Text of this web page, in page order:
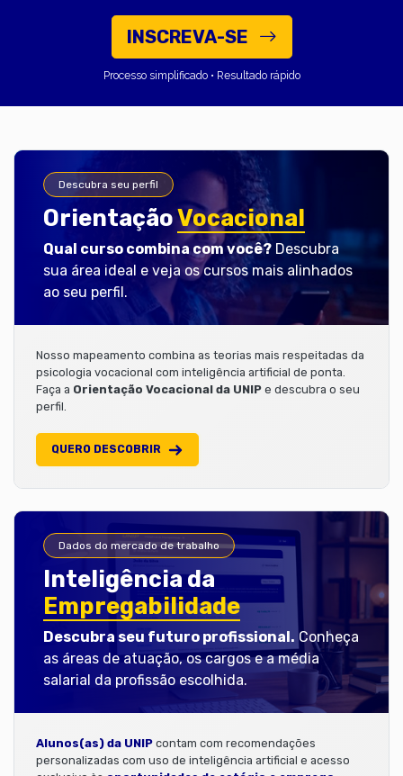
INSCREVA-SE
Processo simplificado • Resultado rápido
Descubra seu perfil
OrientaçãoVocacional
Qual curso combina com você? Descubra
sua área ideal e veja os cursos mais alinhados
ao seu perfil.
Nosso mapeamento combina as teorias mais respeitadas da
psicologia vocacional com inteligência artificial de ponta.
Faça a Orientação Vocacional da UNIP e descubra o seu
perfil.
QUERO DESCOBRIR
Dados do mercado de trabalho
Inteligência da
Empregabilidade
Descubra seu futuro profissional. Conheça
as áreas de atuação, os cargos e a média
salarial da profissão escolhida.
Alunos(as) da UNIP contam com recomendações
personalizadas com uso de inteligência artificial e acesso